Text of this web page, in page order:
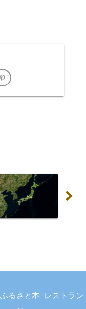
お問い合わせ
ふるさと本
レストラン